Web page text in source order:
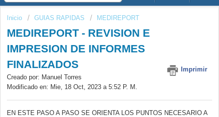
Inicio GUIAS RAPIDAS MEDIREPORT
MEDIREPORT - REVISION E
IMPRESION DE INFORMES
FINALIZADOS
Imprimir
Creado por: Manuel Torres
Modificado en: Mie, 18 Oct, 2023 a 5:52 P. M.
EN ESTE PASO A PASO SE ORIENTA LOS PUNTOS NECESARIO A